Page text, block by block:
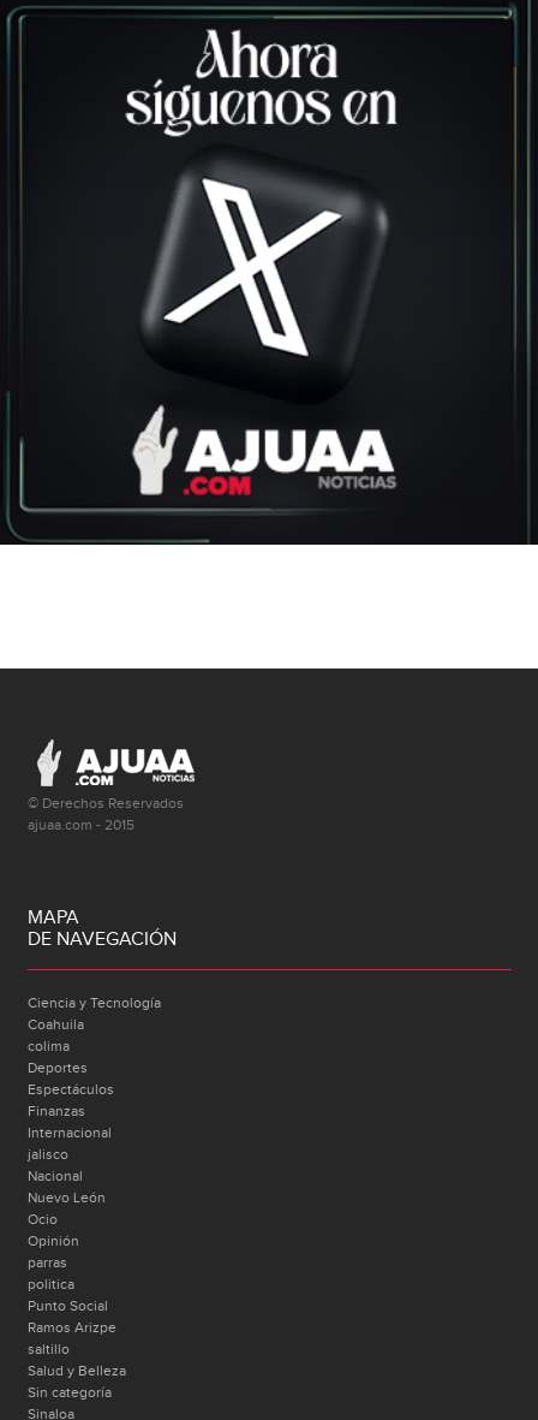
© Derechos Reservados
ajuaa.com - 2015
MAPA
DE NAVEGACIÓN
Ciencia y Tecnología
Coahuila
colima
Deportes
Espectáculos
Finanzas
Internacional
jalisco
Nacional
Nuevo León
Ocio
Opinión
parras
politica
Punto Social
Ramos Arizpe
saltillo
Salud y Belleza
Sin categoría
Sinaloa